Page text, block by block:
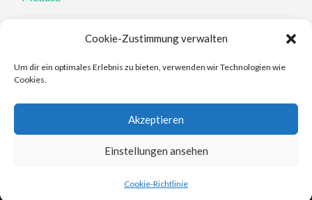
Cookie-Zustimmung verwalten
Um dir ein optimales Erlebnis zu bieten, verwenden wir Technologien wie
Cookies.
Akzeptieren
Einstellungen ansehen
Cookie-Richtlinie
Philippa Perry: Die Therapeutin und ihre Mörder: Dr. Pat
Philippa Perry: Das Buch, von dem du dir wünschst, deine
Elena Ferrante: An den Rändern - Schreiblust Leselust
Elena Ferrante: Die Geschichte des verlorenen Kindes